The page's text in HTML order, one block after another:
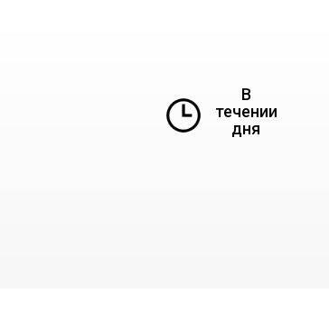
В
течении
дня